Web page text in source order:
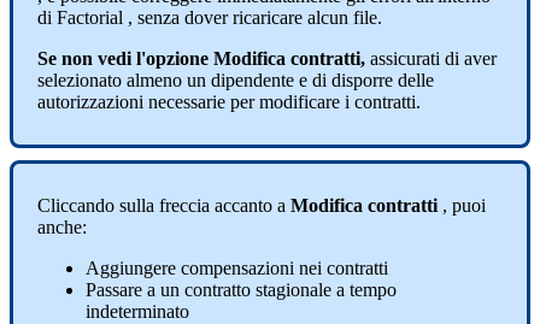
di Factorial , senza dover ricaricare alcun file.
Se non vedi l'opzione Modifica contratti, assicurati di aver
selezionato almeno un dipendente e di disporre delle
autorizzazioni necessarie per modificare i contratti.
Cliccando sulla freccia accanto a Modifica contratti , puoi
anche:
Aggiungere compensazioni nei contratti
Passare a un contratto stagionale a tempo
indeterminato